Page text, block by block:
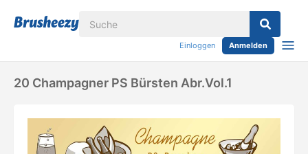
Einloggen Anmelden
20 Champagner PS Bürsten Abr.vol.1